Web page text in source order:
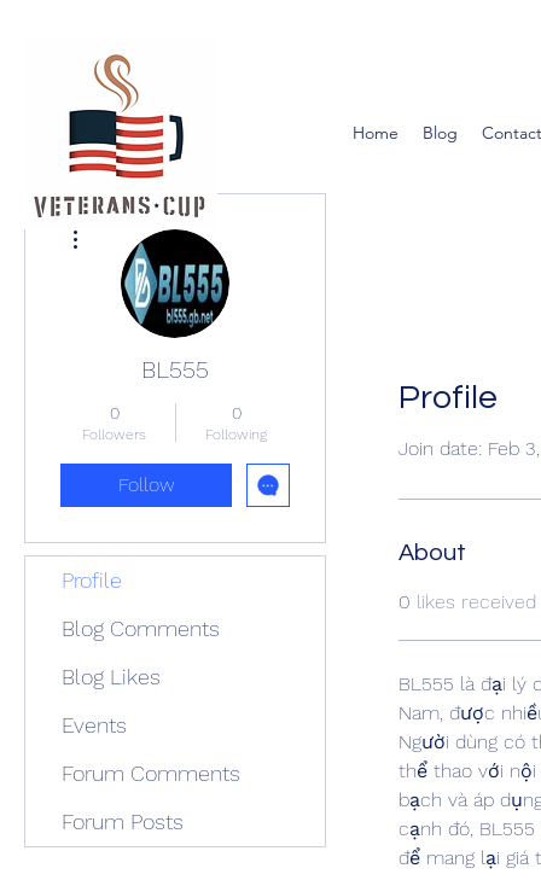
Home Blog
Profile
Join date: Feb
About
0 likes received
BL555 là đại lý
Nam, được
Người dùng có
thể thao với
bạch và áp
cạnh đó,
để mang lại
BL555
0
Followers
0
Following
Follow
Profile
Blog Comments
Blog Likes
Events
Forum Comments
Forum Posts